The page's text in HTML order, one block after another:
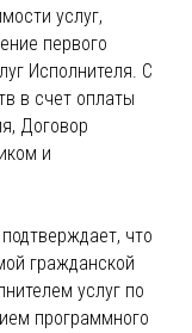
услуг,
первого
Исполнителя. С
в счет оплаты
Договор
и
что
гражданской
услуг по
программного